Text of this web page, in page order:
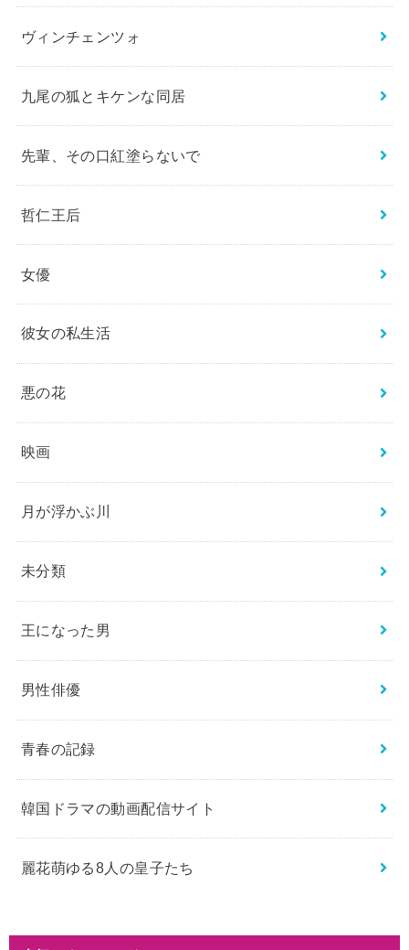
ヴィンチェンツォ
九尾の狐とキケンな同居
先輩、その口紅塗らないで
哲仁王后
女優
彼女の私生活
悪の花
映画
月が浮かぶ川
未分類
王になった男
男性俳優
青春の記録
韓国ドラマの動画配信サイト
麗花萌ゆる8人の皇子たち